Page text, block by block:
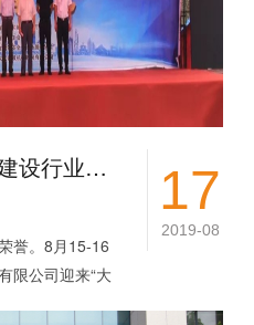
17
2019-08
大汉杯”山东省工程建设行业吊装职业技能决赛暨2019全国竞赛山东选拔赛在大汉股份隆重举行！
誉。8月15-16
限公司迎来“大